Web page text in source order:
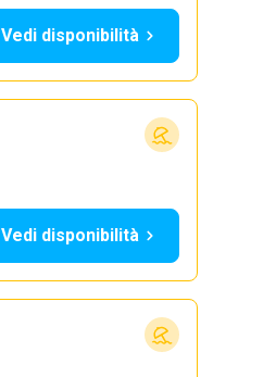
Vedi disponibilità
Vedi disponibilità